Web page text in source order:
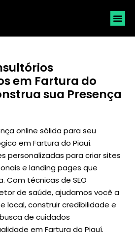
em Fartura do
sua Presença
online sólida para seu
em Fartura do Piauí.
personalizadas para criar sites
e landing pages que
Com técnicas de SEO
de saúde, ajudamos você a
local, construir credibilidade e
de cuidados
em Fartura do Piauí.